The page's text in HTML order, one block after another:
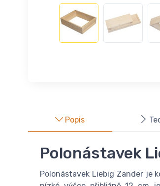
Popis
Polonástavek
Polonástavek Liebig Zander je